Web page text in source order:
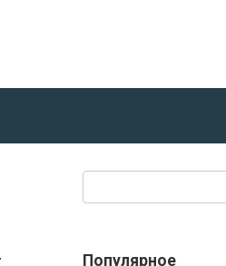
Популярное